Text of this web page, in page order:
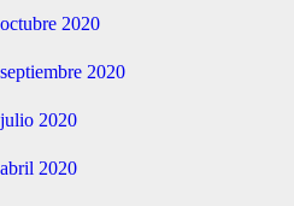
octubre 2020
septiembre 2020
julio 2020
abril 2020